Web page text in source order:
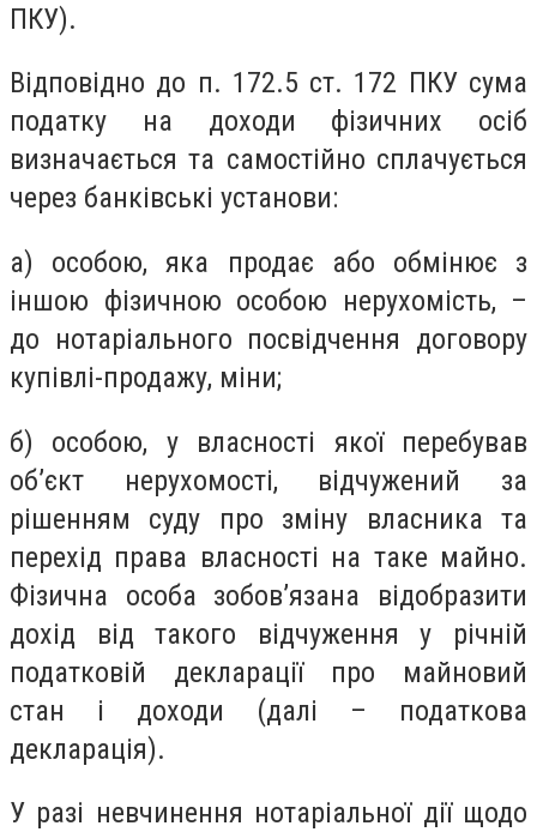
ПКУ).
Відповідно до п. 172.5 ст. 172 ПКУ сума
податку на доходи фізичних осіб
визначається та самостійно сплачується
через банківські установи:
а) особою, яка продає або обмінює з
іншою фізичною особою нерухомість, –
до нотаріального посвідчення договору
купівлі-продажу, міни;
б) особою, у власності якої перебував
об’єкт нерухомості, відчужений за
рішенням суду про зміну власника та
перехід права власності на таке майно.
Фізична особа зобов’язана відобразити
дохід від такого відчуження у річній
податковій декларації про майновий
стан і доходи (далі – податкова
декларація).
У разі невчинення нотаріальної дії щодо